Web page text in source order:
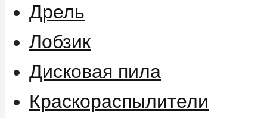
Дрель
Лобзик
Дисковая пила
Краскораспылители